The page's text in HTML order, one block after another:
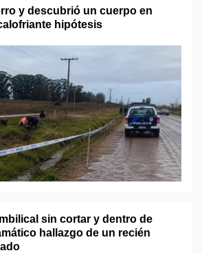
y descubrió un cuerpo en
hipótesis
sin cortar y dentro de
hallazgo de un recién